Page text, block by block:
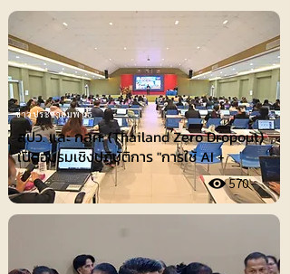
ข่าวประชาสัมพันธ์
สปว. และ กสศ. (Thailand Zero Dropout)
เปิดอบรมเชิงปฏิบัติการ "การใช้ AI +
570